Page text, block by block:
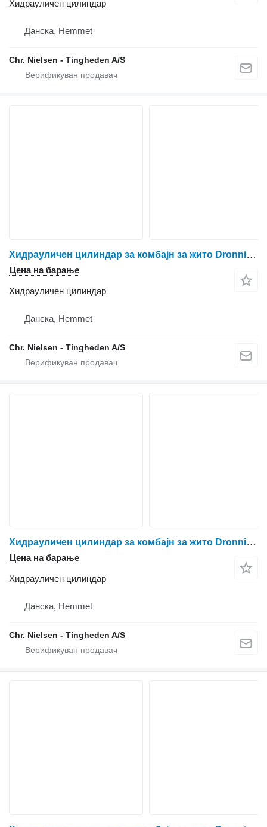
Хидрауличен цилиндар
Данска, Hemmet
Chr. Nielsen - Tingheden A/S
Хидрауличен цилиндар за комбајн за жито Dronningborg D9000
Цена на барање
Хидрауличен цилиндар
Данска, Hemmet
Chr. Nielsen - Tingheden A/S
Хидрауличен цилиндар за комбајн за жито Dronningborg 3000
Цена на барање
Хидрауличен цилиндар
Данска, Hemmet
Chr. Nielsen - Tingheden A/S